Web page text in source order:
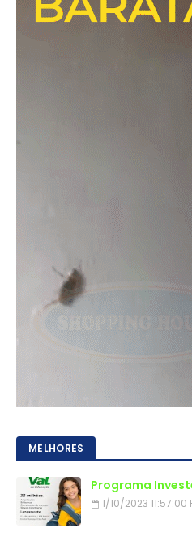
MELHORES
Programa
1/10/2023 11:57:00